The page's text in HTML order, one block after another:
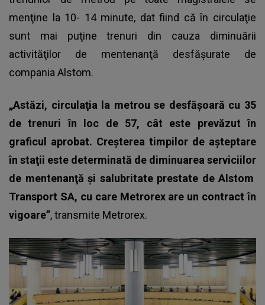
menţine la 10- 14 minute, dat fiind că în circulaţie
sunt mai puţine trenuri din cauza diminuării
activităţilor de mentenanţă desfăşurate de
compania Alstom.
„Astăzi, circulaţia la metrou se desfăşoară cu 35
de trenuri în loc de 57, cât este prevăzut în
graficul aprobat. Creşterea timpilor de aşteptare
în staţii este determinată de diminuarea serviciilor
de mentenanţă şi salubritate prestate de Alstom
Transport SA, cu care Metrorex are un contract în
vigoare”, transmite Metrorex.